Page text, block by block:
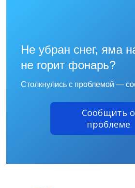
Не убран снег, яма
не горит фонарь?
Столкнулись с проблемой —
Сообщить о
проблеме